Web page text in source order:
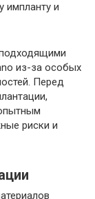
импланту и
из-за особых
Перед
риски и